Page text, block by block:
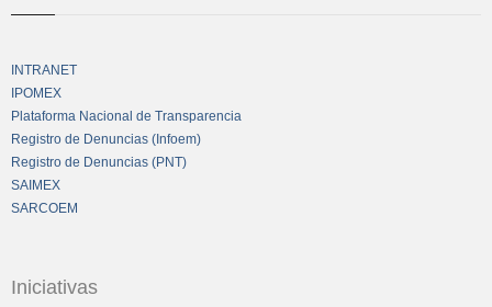
INTRANET
IPOMEX
Plataforma Nacional de Transparencia
Registro de Denuncias (Infoem)
Registro de Denuncias (PNT)
SAIMEX
SARCOEM
Iniciativas